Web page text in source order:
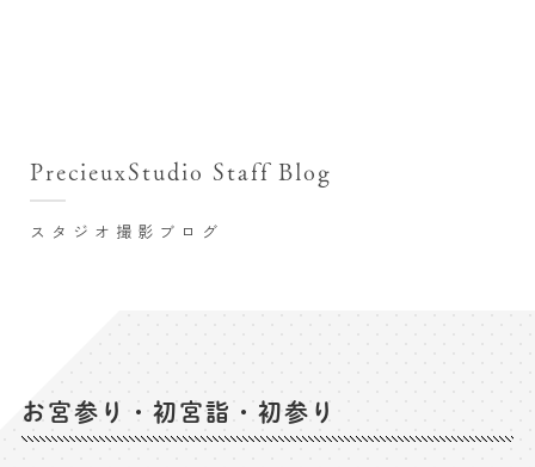
七五三お参り用着物レンタル
お宮参り写真撮影
ハーフバースデー撮影
卒業袴･卒業写真撮影
入園入学･卒園卒業記念撮影
記念撮影コラム
スタジオ撮影ブログ
PrecieuxStudio Staff Blog
お宮参り・初宮詣・初参り